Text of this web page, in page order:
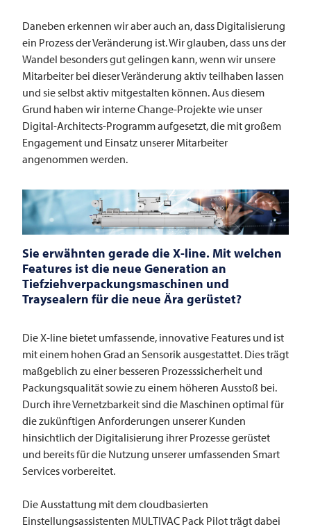
Daneben erkennen wir aber auch an, dass Digitalisierung
ein Prozess der Veränderung ist. Wir glauben, dass uns der
Wandel besonders gut gelingen kann, wenn wir unsere
Mitarbeiter bei dieser Veränderung aktiv teilhaben lassen
und sie selbst aktiv mitgestalten können. Aus diesem
Grund haben wir interne Change-Projekte wie unser
Digital-Architects-Programm aufgesetzt, die mit großem
Engagement und Einsatz unserer Mitarbeiter
angenommen werden.
Sie erwähnten gerade die X-line. Mit welchen
Features ist die neue Generation an
Tiefziehverpackungsmaschinen und
Traysealern für die neue Ära gerüstet?
Die X-line bietet umfassende, innovative Features und ist
mit einem hohen Grad an Sensorik ausgestattet. Dies trägt
maßgeblich zu einer besseren Prozesssicherheit und
Packungsqualität sowie zu einem höheren Ausstoß bei.
Durch ihre Vernetzbarkeit sind die Maschinen optimal für
die zukünftigen Anforderungen unserer Kunden
hinsichtlich der Digitalisierung ihrer Prozesse gerüstet
und bereits für die Nutzung unserer umfassenden Smart
Services vorbereitet.
Die Ausstattung mit dem cloudbasierten
Einstellungsassistenten MULTIVAC Pack Pilot trägt dabei